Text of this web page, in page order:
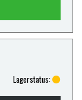
Lagerstatus: